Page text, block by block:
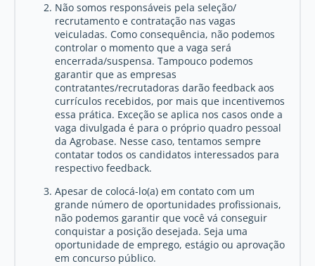
Não somos responsáveis pela seleção/
recrutamento e contratação nas vagas
veiculadas. Como consequência, não podemos
controlar o momento que a vaga será
encerrada/suspensa. Tampouco podemos
garantir que as empresas
contratantes/recrutadoras darão feedback aos
currículos recebidos, por mais que incentivemos
essa prática. Exceção se aplica nos casos onde a
vaga divulgada é para o próprio quadro pessoal
da Agrobase. Nesse caso, tentamos sempre
contatar todos os candidatos interessados para
respectivo feedback.
Apesar de colocá-lo(a) em contato com um
grande número de oportunidades profissionais,
não podemos garantir que você vá conseguir
conquistar a posição desejada. Seja uma
oportunidade de emprego, estágio ou aprovação
em concurso público.